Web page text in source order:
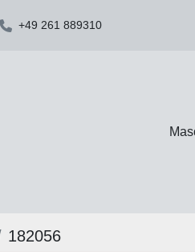
+49 261 889310
182056